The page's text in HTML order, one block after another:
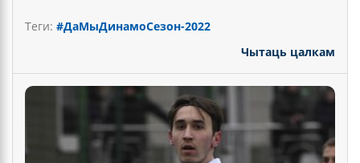
Теги: #ДаМыДинамоСезон-2022
Чытаць цалкам